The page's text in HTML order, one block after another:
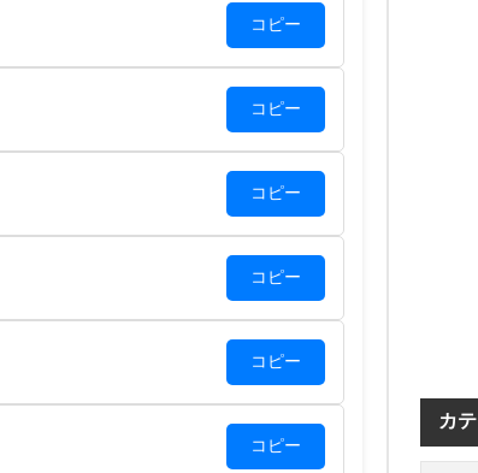
コピー
コピー
コピー
コピー
コピー
コピー
カ